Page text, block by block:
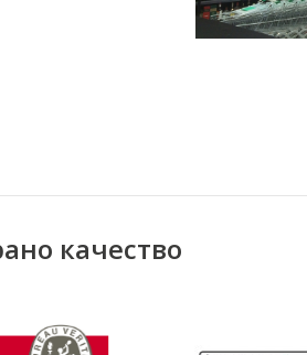
качество